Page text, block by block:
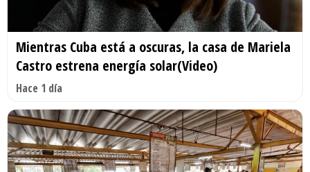
Mientras Cuba está a oscuras, la casa de Mariela
Castro estrena energía solar(Video)
Hace 1 día